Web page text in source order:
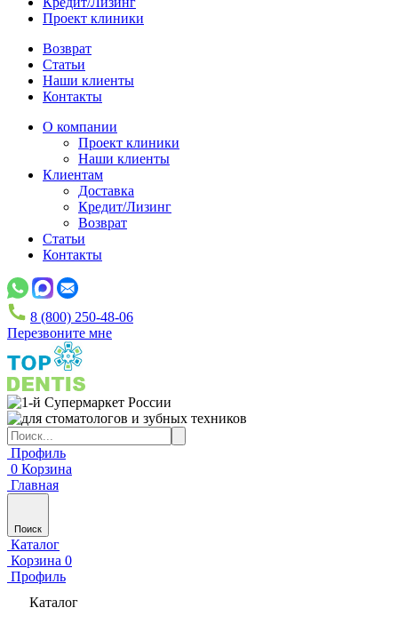
Проект клиники
Возврат
Статьи
Наши клиенты
Контакты
О компании
Проект клиники
Наши клиенты
Клиентам
Доставка
Кредит/Лизинг
Возврат
Статьи
Контакты
8 (800) 250-48-06
Перезвоните мне
Профиль
0 Корзина
Главная
Поиск
Каталог
Корзина 0
Профиль
Каталог